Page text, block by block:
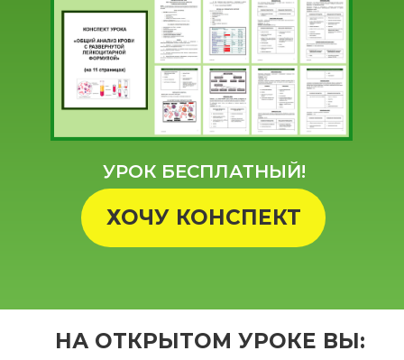
ХОЧУ КОНСПЕКТ
УРОК БЕСПЛАТНЫЙ!
НА ОТКРЫТОМ УРОКЕ ВЫ: